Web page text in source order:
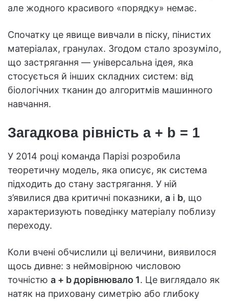
але жодного красивого «порядку» немає.
Спочатку це явище вивчали в піску, пінистих
матеріалах, гранулах. Згодом стало зрозуміло,
що застрягання — універсальна ідея, яка
стосується й інших складних систем: від
біологічних тканин до алгоритмів машинного
навчання.
Загадкова рівність a + b = 1
У 2014 році команда Парізі розробила
теоретичну модель, яка описує, як система
підходить до стану застрягання. У ній
з’явилися два критичні показники, a і b, що
характеризують поведінку матеріалу поблизу
переходу.
Коли вчені обчислили ці величини, виявилося
щось дивне: з неймовірною числовою
точністю a + b дорівнювало 1. Це виглядало як
натяк на приховану симетрію або глибоку